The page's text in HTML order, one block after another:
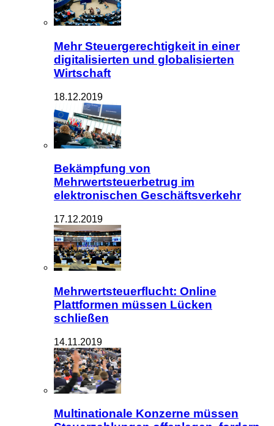
Mehr Steuergerechtigkeit in einer
digitalisierten und globalisierten
Wirtschaft
18.12.2019
Bekämpfung von
Mehrwertsteuerbetrug im
elektronischen Geschäftsverkehr
17.12.2019
Mehrwertsteuerflucht: Online
Plattformen müssen Lücken
schließen
14.11.2019
Multinationale Konzerne müssen